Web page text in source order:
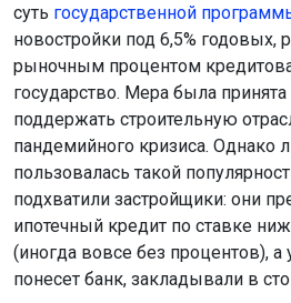
суть государственной
новостройки под 6,5% годовых,
рыночным процентом
государство. Мера была
поддержать строительную
пандемийного кризиса. Однако
пользовалась такой
подхватили застройщики: они
ипотечный кредит по ставке
(иногда вовсе без процентов),
понесет банк, закладывали в